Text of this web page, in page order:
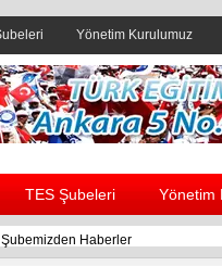
Yönetim Kurulumuz
Header yanı reklam alanı
TES Şubeleri Yönetim
Şubemizden Haberler